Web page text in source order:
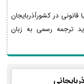
در کشورآذربایجان
ترجمه رسمی به زبان